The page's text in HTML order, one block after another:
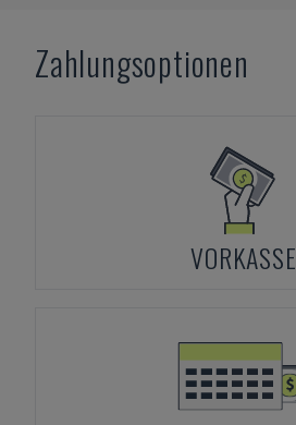
Zahlungsoptionen
VORKASSE